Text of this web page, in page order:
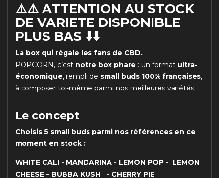
⚠️⚠️ ATTENTION AU STOCK
DE VARIETE DISPONIBLE
PLUS BAS ⬇️⬇️
La box qui régale les fans de CBD.
POPCORN, c’est notre box phare : un format ultra-
économique, rempli de small buds 100% françaises,
à composer toi-même parmi nos meilleures variétés.
Le concept
Choisis 5 small buds parmi nos références en ce
moment en stock :
WHITE CALI - MANDARINA - LEMON POP - LEMON
CHEESE – BUBBA KUSH - CHERRY PIE